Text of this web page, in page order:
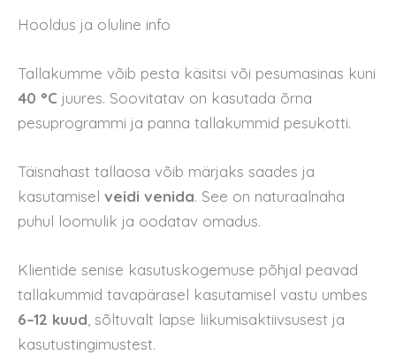
Hooldus ja oluline info
Tallakumme võib pesta käsitsi või pesumasinas kuni
40 °C juures. Soovitatav on kasutada õrna
pesuprogrammi ja panna tallakummid pesukotti.
Täisnahast tallaosa võib märjaks saades ja
kasutamisel veidi venida. See on naturaalnaha
puhul loomulik ja oodatav omadus.
Klientide senise kasutuskogemuse põhjal peavad
tallakummid tavapärasel kasutamisel vastu umbes
6–12 kuud , sõltuvalt lapse liikumisaktiivsusest ja
kasutustingimustest.